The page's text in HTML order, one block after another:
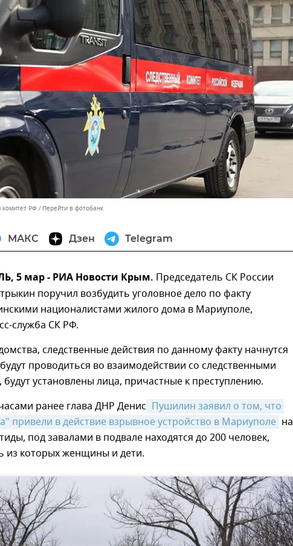
РФ Перейти в фотобанк
МАКС Дзен Telegram
5 мар - РИА Новости Крым. Председатель СК России
поручил возбудить уголовное дело по факту
националистами жилого дома в Мариуполе,
служба СК РФ.
следственные действия по данному факту начнутся
проводиться во взаимодействии со следственными
установлены лица, причастные к преступлению.
ранее глава ДНР Денис Пушилин заявил о том, что
привели в действие взрывное устройство в Мариуполе на
под завалами в подвале находятся до 200 человек,
из которых женщины и дети.